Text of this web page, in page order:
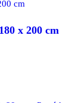
x 200 cm